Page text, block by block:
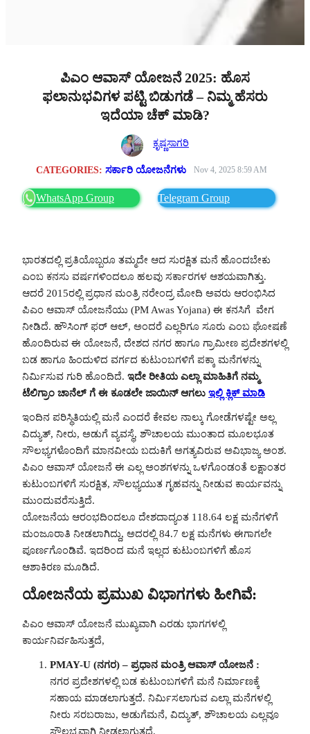
ಪಿಎಂ ಆವಾಸ್ ಯೋಜನೆ 2025: ಹೊಸ
ಫಲಾನುಭವಿಗಳ ಪಟ್ಟಿ ಬಿಡುಗಡೆ – ನಿಮ್ಮ ಹೆಸರು
ಇದೆಯಾ ಚೆಕ್ ಮಾಡಿ?
ಕೃಷ್ಣಸಾಗರಿ
CATEGORIES: ಸರ್ಕಾರಿ ಯೋಜನೆಗಳು Nov 4, 2025 8:59 AM
WhatsApp Group Telegram Group
ಭಾರತದಲ್ಲಿ ಪ್ರತಿಯೊಬ್ಬರೂ ತಮ್ಮದೇ ಆದ ಸುರಕ್ಷಿತ ಮನೆ ಹೊಂದಬೇಕು
ಎಂಬ ಕನಸು ವರ್ಷಗಳಿಂದಲೂ ಹಲವು ಸರ್ಕಾರಗಳ ಆಶಯವಾಗಿತ್ತು.
ಆದರೆ 2015ರಲ್ಲಿ ಪ್ರಧಾನ ಮಂತ್ರಿ ನರೇಂದ್ರ ಮೋದಿ ಅವರು ಆರಂಭಿಸಿದ
ಪಿಎಂ ಆವಾಸ್ ಯೋಜನೆಯು (PM Awas Yojana) ಈ ಕನಸಿಗೆ ವೇಗ
ನೀಡಿದೆ. ಹೌಸಿಂಗ್ ಫರ್ ಆಲ್, ಅಂದರೆ ಎಲ್ಲರಿಗೂ ಸೂರು ಎಂಬ ಘೋಷಣೆ
ಹೊಂದಿರುವ ಈ ಯೋಜನೆ, ದೇಶದ ನಗರ ಹಾಗೂ ಗ್ರಾಮೀಣ ಪ್ರದೇಶಗಳಲ್ಲಿ
ಬಡ ಹಾಗೂ ಹಿಂದುಳಿದ ವರ್ಗದ ಕುಟುಂಬಗಳಿಗೆ ಪಕ್ಕಾ ಮನೆಗಳನ್ನು
ನಿರ್ಮಿಸುವ ಗುರಿ ಹೊಂದಿದೆ. ಇದೇ ರೀತಿಯ ಎಲ್ಲಾ ಮಾಹಿತಿಗೆ ನಮ್ಮ
ಟೆಲಿಗ್ರಾಂ ಚಾನೆಲ್ ಗೆ ಈ ಕೂಡಲೇ ಜಾಯಿನ್ ಆಗಲು ಇಲ್ಲಿ ಕ್ಲಿಕ್ ಮಾಡಿ
ಇಂದಿನ ಪರಿಸ್ಥಿತಿಯಲ್ಲಿ ಮನೆ ಎಂದರೆ ಕೇವಲ ನಾಲ್ಕು ಗೋಡೆಗಳಷ್ಟೇ ಅಲ್ಲ
ವಿದ್ಯುತ್, ನೀರು, ಅಡುಗೆ ವ್ಯವಸ್ಥೆ, ಶೌಚಾಲಯ ಮುಂತಾದ ಮೂಲಭೂತ
ಸೌಲಭ್ಯಗಳೊಂದಿಗೆ ಮಾನವೀಯ ಬದುಕಿಗೆ ಅಗತ್ಯವಿರುವ ಅವಿಭಾಜ್ಯ ಅಂಶ.
ಪಿಎಂ ಆವಾಸ್ ಯೋಜನೆ ಈ ಎಲ್ಲ ಅಂಶಗಳನ್ನು ಒಳಗೊಂಡಂತೆ ಲಕ್ಷಾಂತರ
ಕುಟುಂಬಗಳಿಗೆ ಸುರಕ್ಷಿತ, ಸೌಲಭ್ಯಯುತ ಗೃಹವನ್ನು ನೀಡುವ ಕಾರ್ಯವನ್ನು
ಮುಂದುವರೆಸುತ್ತಿದೆ.
ಯೋಜನೆಯ ಆರಂಭದಿಂದಲೂ ದೇಶದಾದ್ಯಂತ 118.64 ಲಕ್ಷ ಮನೆಗಳಿಗೆ
ಮಂಜೂರಾತಿ ನೀಡಲಾಗಿದ್ದು, ಅದರಲ್ಲಿ 84.7 ಲಕ್ಷ ಮನೆಗಳು ಈಗಾಗಲೇ
ಪೂರ್ಣಗೊಂಡಿವೆ. ಇದರಿಂದ ಮನೆ ಇಲ್ಲದ ಕುಟುಂಬಗಳಿಗೆ ಹೊಸ
ಆಶಾಕಿರಣ ಮೂಡಿದೆ.
ಯೋಜನೆಯ ಪ್ರಮುಖ ವಿಭಾಗಗಳು ಹೀಗಿವೆ:
ಪಿಎಂ ಆವಾಸ್ ಯೋಜನೆ ಮುಖ್ಯವಾಗಿ ಎರಡು ಭಾಗಗಳಲ್ಲಿ
ಕಾರ್ಯನಿರ್ವಹಿಸುತ್ತದೆ,
PMAY-U (ನಗರ) – ಪ್ರಧಾನ ಮಂತ್ರಿ ಆವಾಸ್ ಯೋಜನೆ :
ನಗರ ಪ್ರದೇಶಗಳಲ್ಲಿ ಬಡ ಕುಟುಂಬಗಳಿಗೆ ಮನೆ ನಿರ್ಮಾಣಕ್ಕೆ
ಸಹಾಯ ಮಾಡಲಾಗುತ್ತದೆ. ನಿರ್ಮಿಸಲಾಗುವ ಎಲ್ಲಾ ಮನೆಗಳಲ್ಲಿ
ನೀರು ಸರಬರಾಜು, ಅಡುಗೆಮನೆ, ವಿದ್ಯುತ್, ಶೌಚಾಲಯ ಎಲ್ಲವೂ
ಸೌಲಭ್ಯವಾಗಿ ನೀಡಲಾಗುತ್ತದೆ.